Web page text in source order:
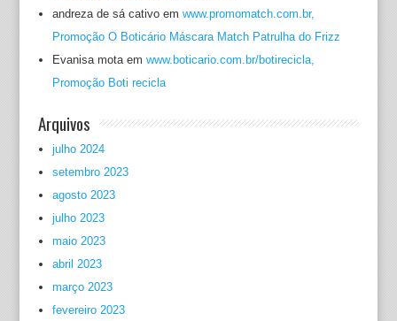
andreza de sá cativoem www.promomatch.com.br,
Promoção O Boticário Máscara Match Patrulha do Frizz
Evanisa motaem www.boticario.com.br/botirecicla,
Promoção Boti recicla
Arquivos
julho 2024
setembro 2023
agosto 2023
julho 2023
maio 2023
abril 2023
março 2023
fevereiro 2023